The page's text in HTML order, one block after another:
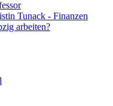
Tunack - Finanzen
arbeiten?